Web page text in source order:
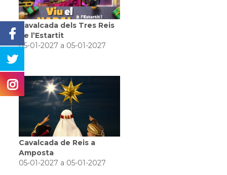
Cavalcada dels Tres Reis
de l’Estartit
05-01-2027 a 05-01-2027
Cavalcada de Reis a
Amposta
05-01-2027 a 05-01-2027